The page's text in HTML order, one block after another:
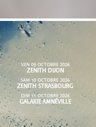
VEN 09 OCTOBRE 2026
ZENITH DIJON
SAM 10 OCTOBRE 2026
ZENITH STRASBOURG
DIM 11 OCTOBRE 2026
GALAXIE AMNÉVILLE